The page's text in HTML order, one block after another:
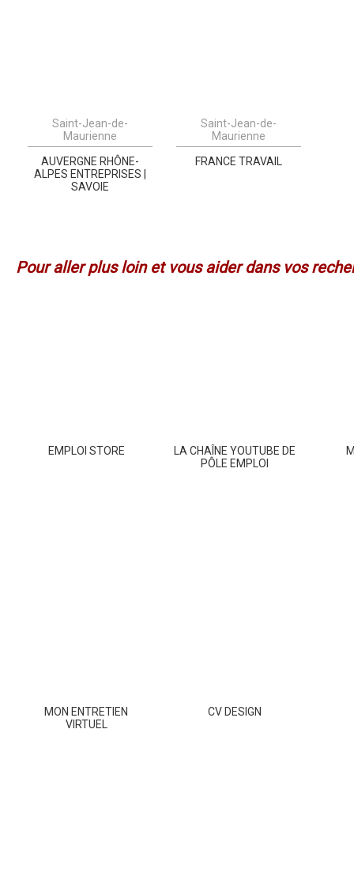
Saint-Jean-de-
Maurienne
AUVERGNE RHÔNE-
ALPES ENTREPRISES |
SAVOIE
Saint-Jean-de-
Maurienne
FRANCE TRAVAIL
Pour aller plus loin et vous aider dans vos
EMPLOI STORE
LA CHAÎNE YOUTUBE DE
PÔLE EMPLOI
MON ENTRETIEN
VIRTUEL
CV DESIGN